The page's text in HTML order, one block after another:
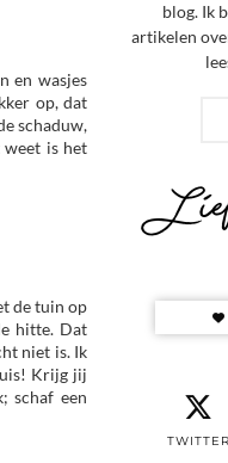
en wasjes
op, dat
schaduw,
is het
de tuin op
hitte. Dat
niet is. Ik
Krijg jij
schaf een
blog. Ik
artikelen
TWITTER